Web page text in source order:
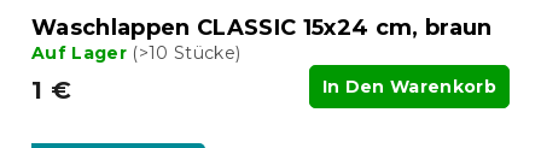
Waschlappen CLASSIC 15x24 cm, braun
Auf Lager (>10 Stücke)
1 € In Den Warenkorb